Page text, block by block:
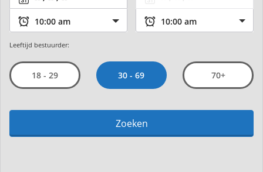
Leeftijd bestuurder:
18 - 29 30 - 69 70+
Zoeken